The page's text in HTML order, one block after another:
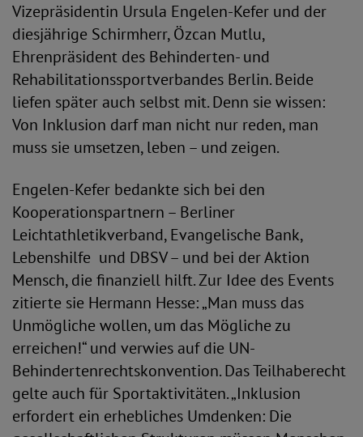
Vizepräsidentin Ursula Engelen-Kefer und der
diesjährige Schirmherr, Özcan Mutlu,
Ehrenpräsident des Behinderten- und
Rehabilitationssportverbandes Berlin. Beide
liefen später auch selbst mit. Denn sie wissen:
Von Inklusion darf man nicht nur reden, man
muss sie umsetzen, leben – und zeigen.
Engelen-Kefer bedankte sich bei den
Kooperationspartnern – Berliner
Leichtathletikverband, Evangelische Bank,
Lebenshilfe und DBSV – und bei der Aktion
Mensch, die finanziell hilft. Zur Idee des Events
zitierte sie Hermann Hesse: „Man muss das
Unmögliche wollen, um das Mögliche zu
erreichen!“ und verwies auf die UN-
Behindertenrechtskonvention. Das Teilhaberecht
gelte auch für Sportaktivitäten. „Inklusion
erfordert ein erhebliches Umdenken: Die